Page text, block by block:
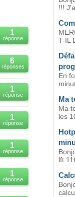
1
réponse
6
réponses
1
réponse
1
réponse
1
réponse
1
réponse
!!!
T-IL
En
Ma
Ma
les
lft